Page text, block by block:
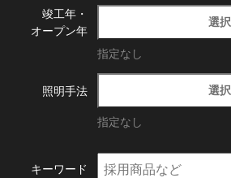
竣工年・
オープン年
選択
指定なし
照明手法 選択
指定なし
キーワード